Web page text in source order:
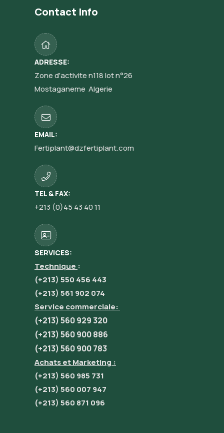
Contact Info
ADRESSE:
Zone d'activite n118 lot n°26
Mostaganeme Algerie
EMAIL:
Fertiplant@dzfertiplant.com
TEL & FAX:
+213 (0)45 43 40 11
SERVICES:
Technique :
(+213) 550 456 443
(+213) 561 902 074
Service commerciale:
(+213) 560 929 320
(+213) 560 900 886
(+213) 560 900 783
Achats et Marketing :
(+213) 560 985 731
(+213) 560 007 947
(+213) 560 871 096